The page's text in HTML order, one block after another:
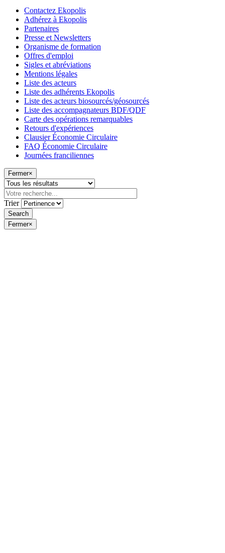
Contactez Ekopolis
Adhérez à Ekopolis
Partenaires
Presse et Newsletters
Organisme de formation
Offres d'emploi
Sigles et abréviations
Mentions légales
Liste des acteurs
Liste des adhérents Ekopolis
Liste des acteurs biosourcés/géosourcés
Liste des accompagnateurs BDF/QDF
Carte des opérations remarquables
Retours d'expériences
Clausier Économie Circulaire
FAQ Économie Circulaire
Journées franciliennes
Fermer×
Trier
Fermer×